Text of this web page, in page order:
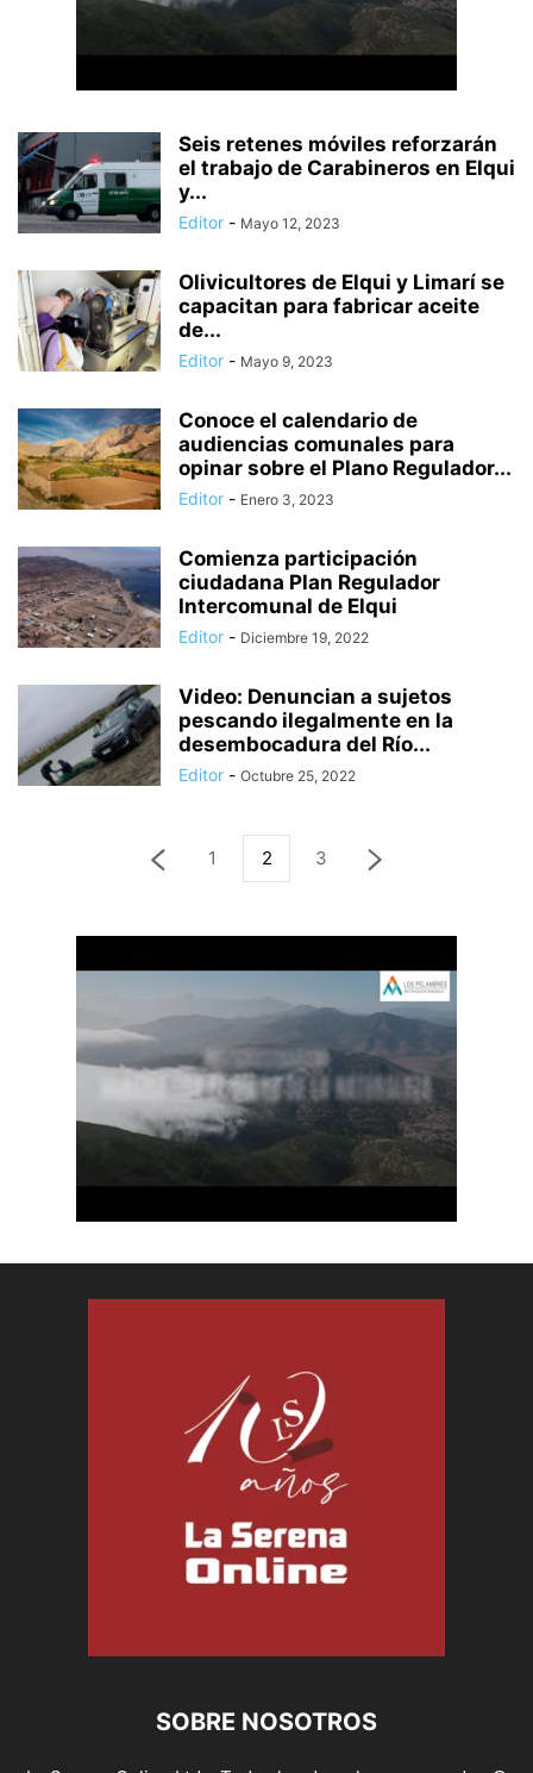
Seis retenes móviles reforzarán
el trabajo de Carabineros en Elqui
y...
Editor - Mayo 12, 2023
Olivicultores de Elqui y Limarí se
capacitan para fabricar aceite
de...
Editor - Mayo 9, 2023
Conoce el calendario de
audiencias comunales para
opinar sobre el Plano Regulador...
Editor - Enero 3, 2023
Comienza participación
ciudadana Plan Regulador
Intercomunal de Elqui
Editor - Diciembre 19, 2022
Video: Denuncian a sujetos
pescando ilegalmente en la
desembocadura del Río...
Editor - Octubre 25, 2022
1 2 3
SOBRE NOSOTROS